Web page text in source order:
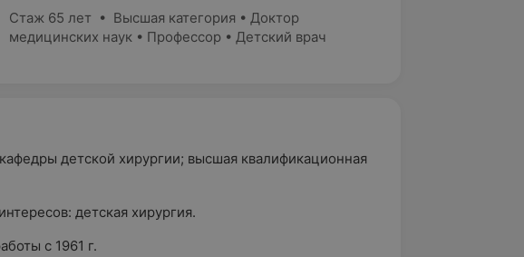
Стаж 65 лет • Высшая категория • Доктор
медицинских наук • Профессор • Детский врач
детской хирургии; высшая квалификационная
детская хирургия.
с 1961 г.